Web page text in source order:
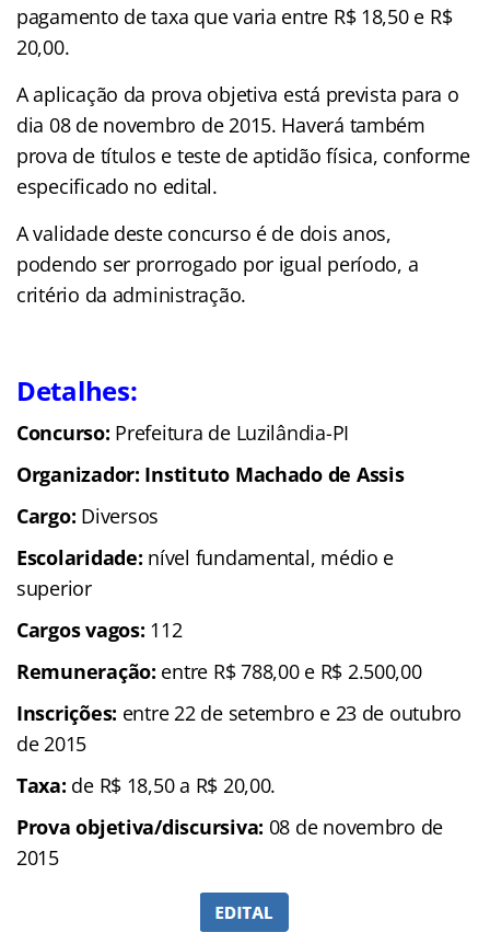
pagamento de taxa que varia entre R$ 18,50 e R$
20,00.
A aplicação da prova objetiva está prevista para o
dia 08 de novembro de 2015. Haverá também
prova de títulos e teste de aptidão física, conforme
especificado no edital.
A validade deste concurso é de dois anos,
podendo ser prorrogado por igual período, a
critério da administração.
Detalhes:
Concurso: Prefeitura de Luzilândia-PI
Organizador: Instituto Machado de Assis
Cargo: Diversos
Escolaridade: nível fundamental, médio e
superior
Cargos vagos: 112
Remuneração: entre R$ 788,00 e R$ 2.500,00
Inscrições: entre 22 de setembro e 23 de outubro
de 2015
Taxa: de R$ 18,50 a R$ 20,00.
Prova objetiva/discursiva: 08 de novembro de
2015